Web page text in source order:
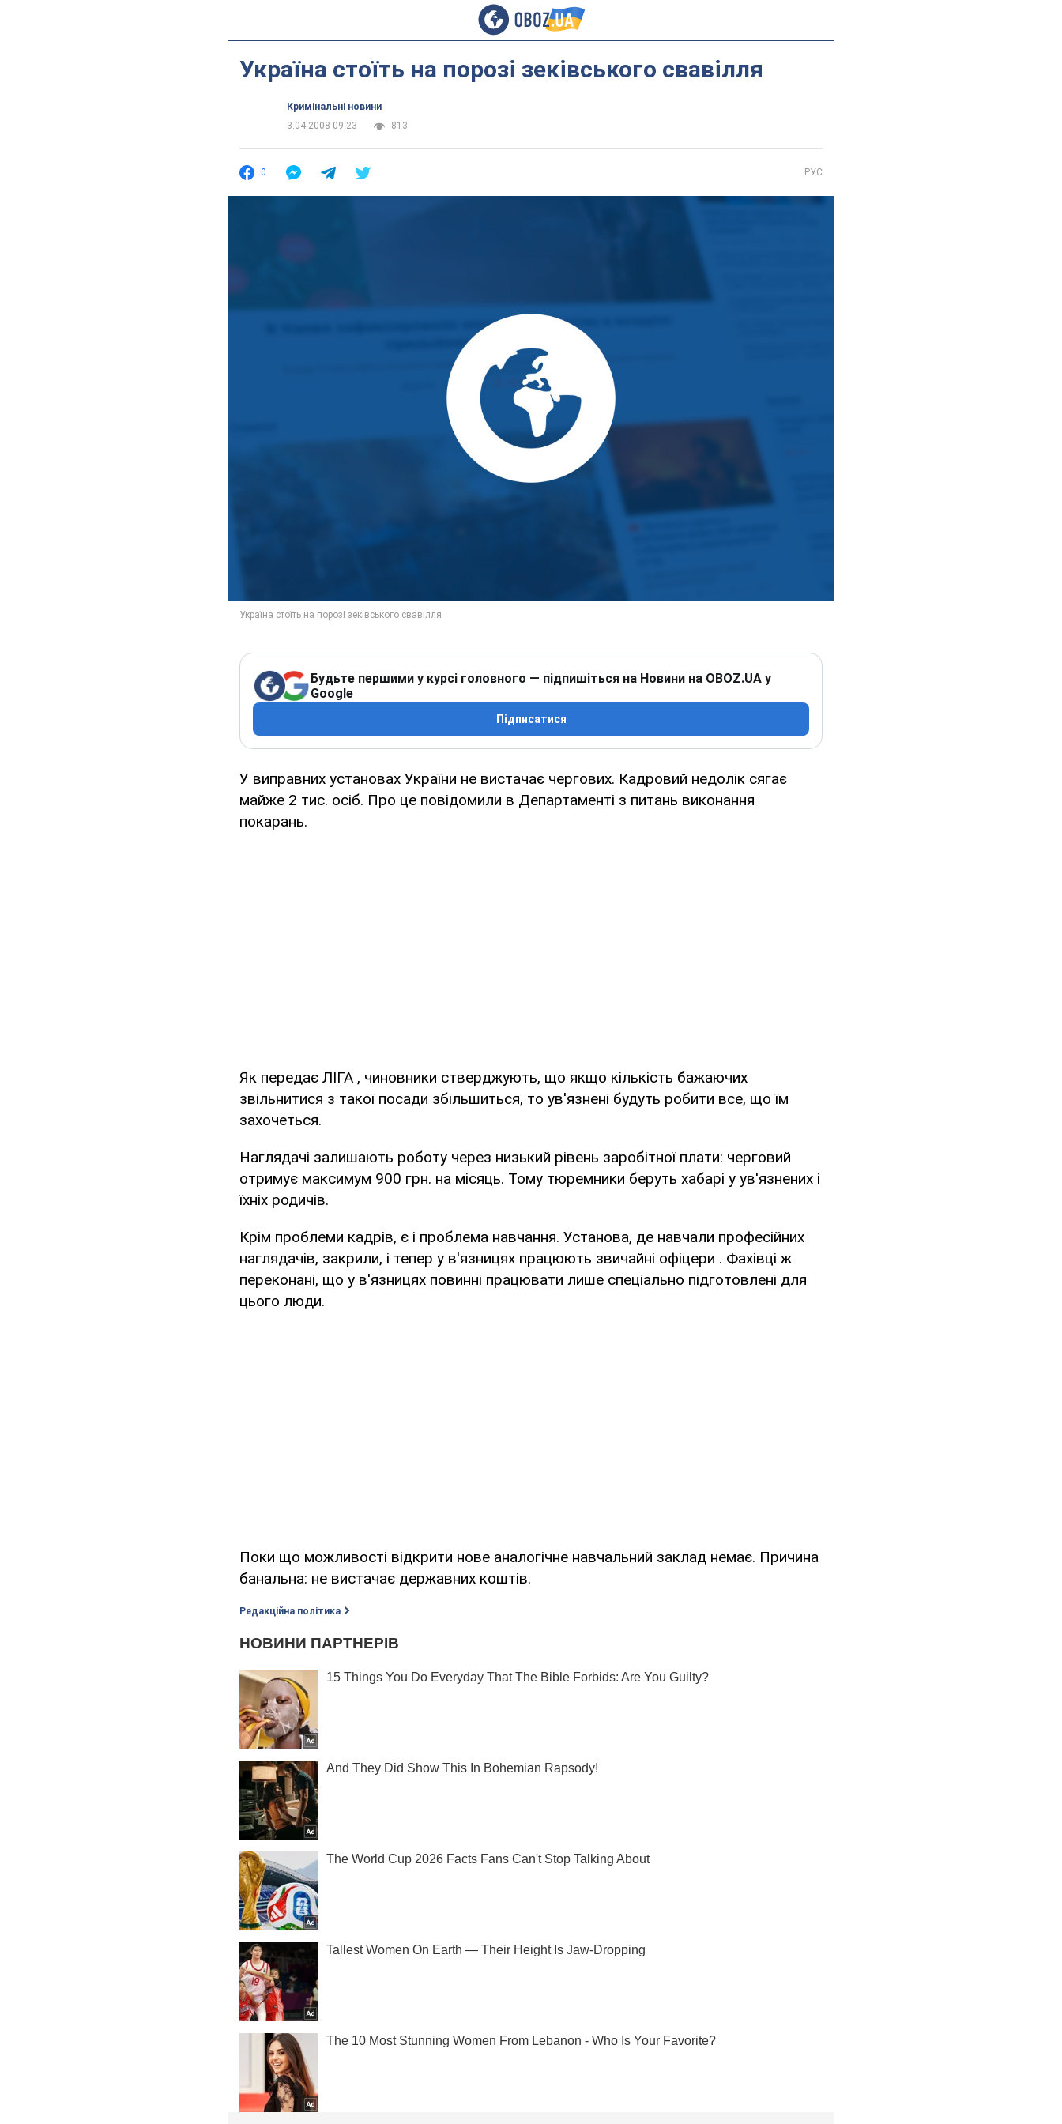
Україна стоїть на порозі зеківського свавілля
Кримінальні новини
3.04.2008 09:23
813
0 РУС
Будьте першими у курсі головного — підпишіться на Новини на OBOZ.UA у
Google
Підписатися
У виправних установах України не вистачає чергових. Кадровий недолік сягає
майже 2 тис. осіб. Про це повідомили в Департаменті з питань виконання
покарань.
Як передає ЛІГА , чиновники стверджують, що якщо кількість бажаючих
звільнитися з такої посади збільшиться, то ув'язнені будуть робити все, що їм
захочеться.
Наглядачі залишають роботу через низький рівень заробітної плати: черговий
отримує максимум 900 грн. на місяць. Тому тюремники беруть хабарі у ув'язнених і
їхніх родичів.
Крім проблеми кадрів, є і проблема навчання. Установа, де навчали професійних
наглядачів, закрили, і тепер у в'язницях працюють звичайні офіцери . Фахівці ж
переконані, що у в'язницях повинні працювати лише спеціально підготовлені для
цього люди.
Поки що можливості відкрити нове аналогічне навчальний заклад немає. Причина
банальна: не вистачає державних коштів.
Редакційна політика